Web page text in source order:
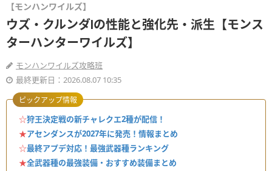
【モンハンワイルズ】
ウズ・クルンダⅠの性能と強化先・派生【モンス
ターハンターワイルズ】
モンハンワイルズ攻略班
最終更新日：2026.08.07 10:35
☆狩王決定戦の新チャレクエ2種が配信！
★アセンダンスが2027年に発売！情報まとめ
☆最終アプデ対応！最強武器種ランキング
★全武器種の最強装備・おすすめ装備まとめ
ピックアップ情報